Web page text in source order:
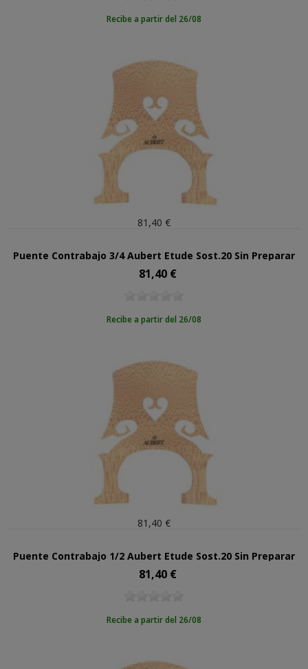
Recibe a partir del 26/08
81,40 €
Puente Contrabajo 3/4 Aubert Etude Sost.20 Sin Preparar
Precio
81,40 €
Recibe a partir del 26/08
81,40 €
Puente Contrabajo 1/2 Aubert Etude Sost.20 Sin Preparar
Precio
81,40 €
Recibe a partir del 26/08